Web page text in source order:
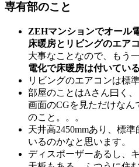
専有部のこと
ZEHマンションでオール
床暖房とリビングのエア
大事なことなので、もう
電化で床暖房は付いている
リビングのエアコンは標
部屋のことはAさん曰く
画面のCGを見ただけなん
のこと。。。
天井高2450mmあり、標
いるのかなと思います。
ディスポーザーあるし、